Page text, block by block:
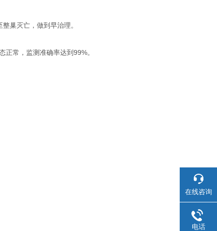
巢灭亡，做到早治理。
常，监测准确率达到99%。
在线咨询
电话